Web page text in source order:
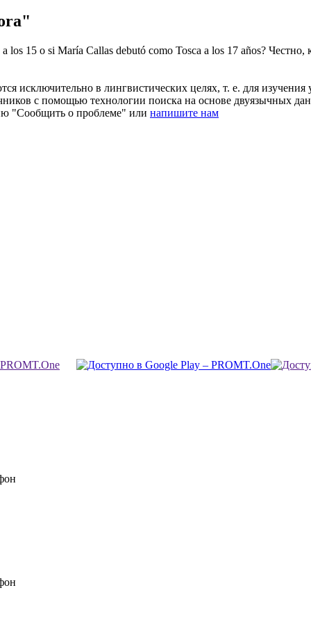
a los 15 o si María Callas debutó como Tosca a los 17 años? Честно,
исключительно в лингвистических целях, т. е. для
с помощью технологии поиска на основе двуязычных
"Сообщить о проблеме" или напишите нам